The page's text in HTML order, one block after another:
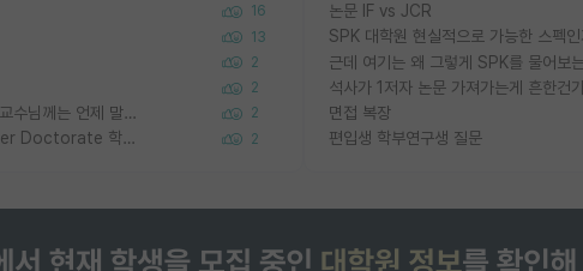
16
13
2
2
타대학원 컨텍 준비중인데, 지도교수님께는 언제 말씀드려야 할까요? 2
우리나라도 학구 열풍보면 Higher Doctorate 학위가 필요하다고 봅니다. 2
논문 IF vs JCR
SPK 대학원 현실적으로 가능한 스펙
근데 여기는 왜 그렇게 SPK를 물어보
석사가 1저자 논문 가져가는게 흔한건
면접 복장
편입생 학부연구생 질문